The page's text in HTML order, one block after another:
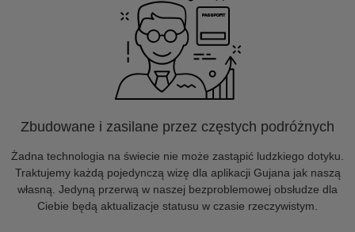
Zbudowane i zasilane przez częstych podróżnych
Żadna technologia na świecie nie może zastąpić ludzkiego dotyku.
Traktujemy każdą pojedynczą wizę dla aplikacji Gujana jak naszą
własną. Jedyną przerwą w naszej bezproblemowej obsłudze dla
Ciebie będą aktualizacje statusu w czasie rzeczywistym.